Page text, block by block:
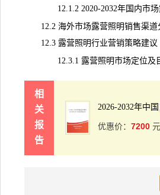
12.1.2 2020-2032年国内市场露
12.2 海外市场露营照明销售渠道
12.3 露营照明行业营销策略建议
12.3.1 露营照明市场定位及目
相
关
报
告
2026-2032年中国
优惠价： 7200 元